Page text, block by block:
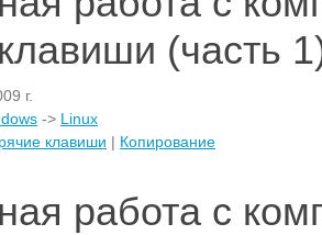
(часть
г.
-> Linux
клавиши | Копирование
работа с